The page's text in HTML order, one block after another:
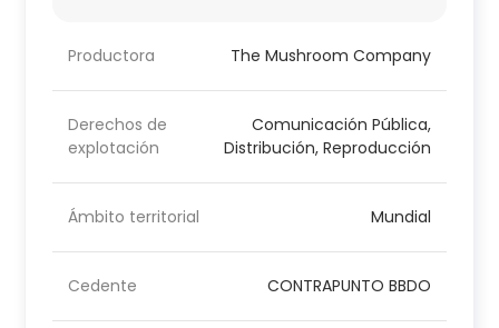
Productora The Mushroom Company
Derechos de
explotación
Comunicación Pública,
Distribución, Reproducción
Ámbito territorial Mundial
Cedente CONTRAPUNTO BBDO